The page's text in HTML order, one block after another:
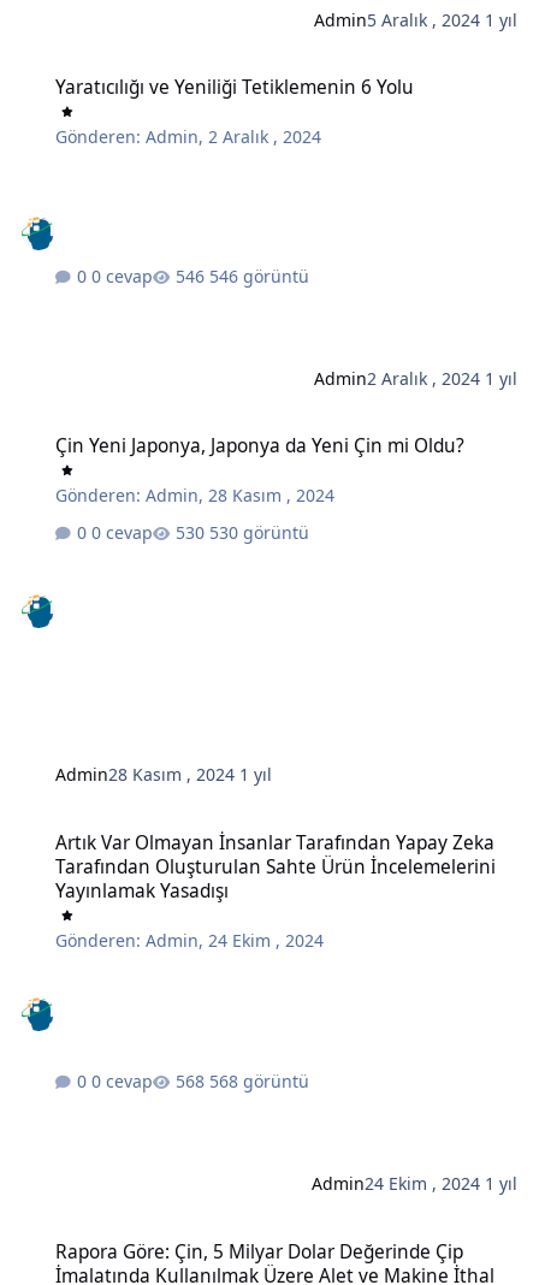
Admin5 Aralık , 2024 1 yıl
Yaratıcılığı ve Yeniliği Tetiklemenin 6 Yolu
Gönderen:Admin,2 Aralık , 2024
0 cevap 546 görüntü
Admin2 Aralık , 2024 1 yıl
Çin Yeni Japonya, Japonya da Yeni Çin mi Oldu?
Gönderen:Admin,28 Kasım , 2024
0 cevap
530 görüntü
Admin28 Kasım , 2024 1 yıl
Artık Var Olmayan İnsanlar Tarafından Yapay Zeka
Tarafından Oluşturulan Sahte Ürün İncelemelerini
Yayınlamak Yasadışı
Gönderen:Admin,24 Ekim , 2024
0 cevap 568 görüntü
Admin24 Ekim , 2024 1 yıl
Rapora Göre: Çin, 5 Milyar Dolar Değerinde Çip
İmalatında Kullanılmak Üzere Alet ve Makine İthal